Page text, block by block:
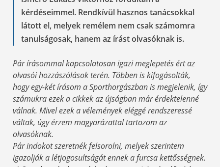
kérdéseimmel. Rendkívül hasznos tanácsokkal
látott el, melyek remélem nem csak számomra
tanulságosak, hanem az írást olvasóknak is.
Pár írásommal kapcsolatosan igazi meglepetés ért az
olvasói hozzászólások terén. Többen is kifogásolták,
hogy egy-két írásom a Sporthorgászban is megjelenik, így
számukra ezek a cikkek az újságban már érdektelenné
válnak. Mivel ezek a vélemények eléggé rendszeressé
váltak, úgy érzem magyarázattal tartozom az
olvasóknak.
Pár indokot szeretnék felsorolni, melyek szerintem
igazolják a létjogosultságát ennek a furcsa kettősségnek.